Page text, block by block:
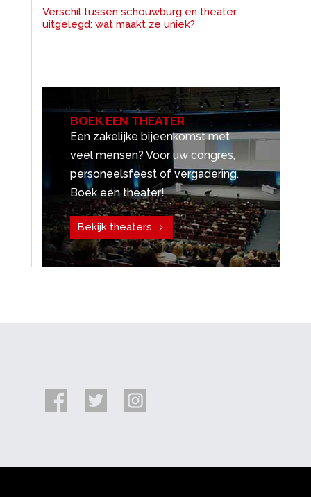
Verschil tussen schouwburg en theater
uitgelegd: wat maakt ze uniek?
BOEK EEN THEATER
Een zakelijke bijeenkomst met
veel mensen? Voor uw congres,
personeelsfeest of vergadering.
Boek een theater!
Bekijk theaters